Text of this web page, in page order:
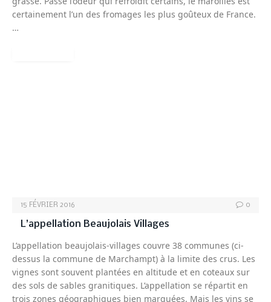
certainement l’un des fromages les plus goûteux de France.
…
15 FÉVRIER 2016 0
L’appellation Beaujolais Villages
L’appellation beaujolais-villages couvre 38 communes (ci-
dessus la commune de Marchampt) à la limite des crus. Les
vignes sont souvent plantées en altitude et en coteaux sur
des sols de sables granitiques. L’appellation se répartit en
trois zones géographiques bien marquées. Mais les vins se